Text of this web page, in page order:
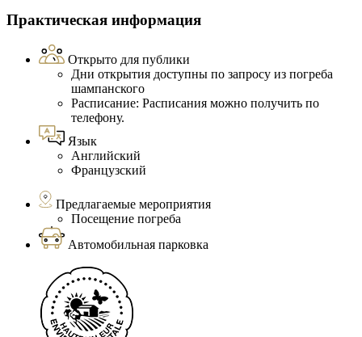
Практическая информация
Открыто для публики
Дни открытия доступны по запросу из погреба
шампанского
Расписание: Расписания можно получить по
телефону.
Язык
Английский
Французский
Предлагаемые мероприятия
Посещение погреба
Автомобильная парковка